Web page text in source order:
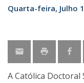
Quarta-feira, Julho
A Católica Doctoral